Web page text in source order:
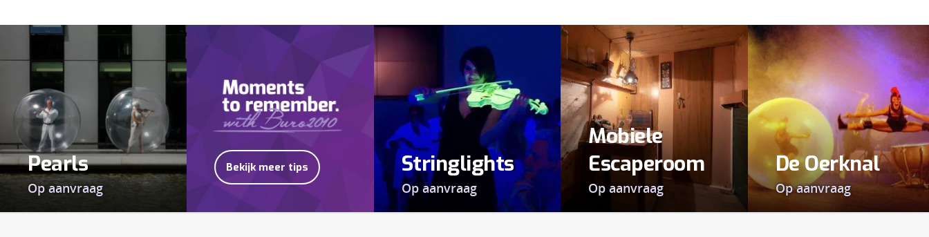
Pearls
Op aanvraag
Bekijk meer tips Stringlights
Op aanvraag
Mobiele
Escaperoom
Op aanvraag
De Oerknal
Op aanvraag